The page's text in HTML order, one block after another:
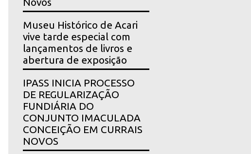
Novos
Museu Histórico de Acari
vive tarde especial com
lançamentos de livros e
abertura de exposição
IPASS INICIA PROCESSO
DE REGULARIZAÇÃO
FUNDIÁRIA DO
CONJUNTO IMACULADA
CONCEIÇÃO EM CURRAIS
NOVOS